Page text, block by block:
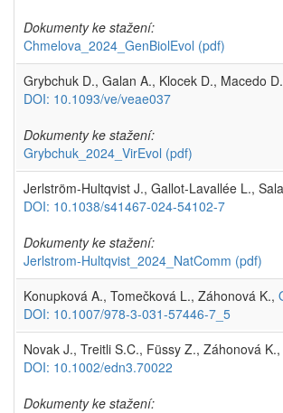
Dokumenty ke stažení:
Chmelova_2024_GenBiolEvol (pdf)
Grybchuk D., Galan A., Klocek D., Macedo
DOI: 10.1093/ve/veae037
Dokumenty ke stažení:
Grybchuk_2024_VirEvol (pdf)
Jerlström-Hultqvist J., Gallot-Lavallée L.,
DOI: 10.1038/s41467-024-54102-7
Dokumenty ke stažení:
Jerlstrom-Hultqvist_2024_NatComm (pdf)
Konupková A., Tomečková L., Záhonová K.,
DOI: 10.1007/978-3-031-57446-7_5
Novak J., Treitli S.C., Füssy Z., Záhonová
DOI: 10.1002/edn3.70022
Dokumenty ke stažení: